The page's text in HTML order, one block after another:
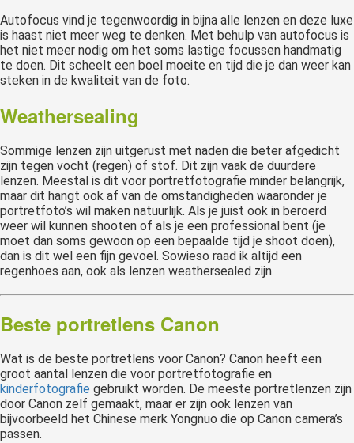
Autofocus vind je tegenwoordig in bijna alle lenzen en deze luxe
is haast niet meer weg te denken. Met behulp van autofocus is
het niet meer nodig om het soms lastige focussen handmatig
te doen. Dit scheelt een boel moeite en tijd die je dan weer kan
steken in de kwaliteit van de foto.
Weathersealing
Sommige lenzen zijn uitgerust met naden die beter afgedicht
zijn tegen vocht (regen) of stof. Dit zijn vaak de duurdere
lenzen. Meestal is dit voor portretfotografie minder belangrijk,
maar dit hangt ook af van de omstandigheden waaronder je
portretfoto’s wil maken natuurlijk. Als je juist ook in beroerd
weer wil kunnen shooten of als je een professional bent (je
moet dan soms gewoon op een bepaalde tijd je shoot doen),
dan is dit wel een fijn gevoel. Sowieso raad ik altijd een
regenhoes aan, ook als lenzen weathersealed zijn.
Beste portretlens Canon
Wat is de beste portretlens voor Canon? Canon heeft een
groot aantal lenzen die voor portretfotografie en
kinderfotografie gebruikt worden. De meeste portretlenzen zijn
door Canon zelf gemaakt, maar er zijn ook lenzen van
bijvoorbeeld het Chinese merk Yongnuo die op Canon camera’s
passen.